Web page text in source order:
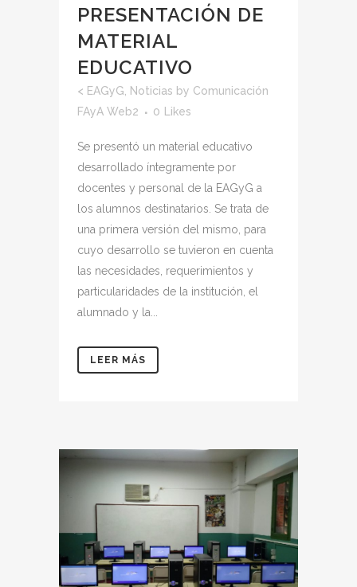
PRESENTACIÓN DE
MATERIAL
EDUCATIVO
< EAGyG, Noticias by Comunicación
FAyA Web2
0 Likes
Se presentó un material educativo
desarrollado íntegramente por
docentes y personal de la EAGyG a
los alumnos destinatarios. Se trata de
una primera versión del mismo, para
cuyo desarrollo se tuvieron en cuenta
las necesidades, requerimientos y
particularidades de la institución, el
alumnado y la...
LEER MÁS